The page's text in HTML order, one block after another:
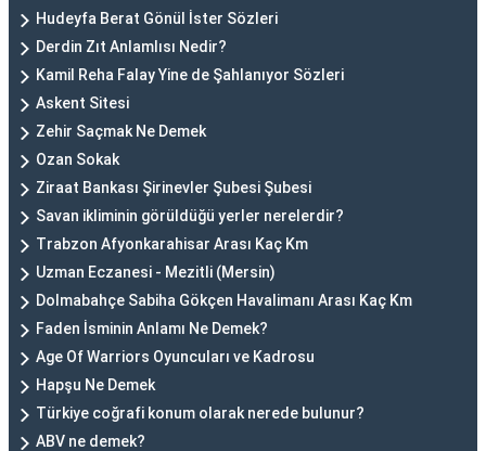
Hudeyfa Berat Gönül İster Sözleri
Derdin Zıt Anlamlısı Nedir?
Kamil Reha Falay Yine de Şahlanıyor Sözleri
Askent Sitesi
Zehir Saçmak Ne Demek
Ozan Sokak
Ziraat Bankası Şirinevler Şubesi Şubesi
Savan ikliminin görüldüğü yerler nerelerdir?
Trabzon Afyonkarahisar Arası Kaç Km
Uzman Eczanesi - Mezitli (Mersin)
Dolmabahçe Sabiha Gökçen Havalimanı Arası Kaç Km
Faden İsminin Anlamı Ne Demek?
Age Of Warriors Oyuncuları ve Kadrosu
Hapşu Ne Demek
Türkiye coğrafi konum olarak nerede bulunur?
ABV ne demek?